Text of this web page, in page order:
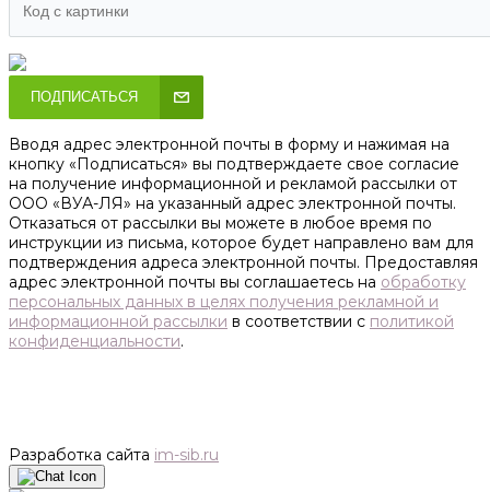
ПОДПИСАТЬСЯ
Вводя адрес электронной почты в форму и нажимая на
кнопку «Подписаться» вы подтверждаете свое согласие
на получение информационной и рекламой рассылки от
ООО «ВУА-ЛЯ» на указанный адрес электронной почты.
Отказаться от рассылки вы можете в любое время по
инструкции из письма, которое будет направлено вам для
подтверждения адреса электронной почты. Предоставляя
адрес электронной почты вы соглашаетесь на обработку
персональных данных в целях получения рекламной и
информационной рассылки в соответствии с политикой
конфиденциальности.
Разработка сайта im-sib.ru